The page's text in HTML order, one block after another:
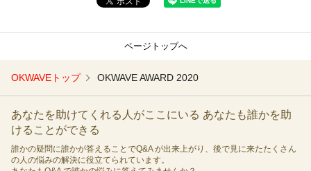
ページトップへ
OKWAVEトップ OKWAVE AWARD 2020
あなたを助けてくれる人がここにいる あなたも誰かを助
けることができる
誰かの疑問に誰かが答えることでQ&A が出来上がり、後で見に来たたくさん
の人の悩みの解決に役立てられています。